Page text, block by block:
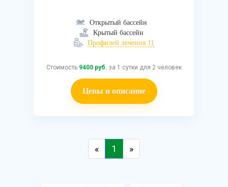
Открытый бассейн
Крытый бассейн
Профилей лечения 11
Стоимость 9400 руб. за 1 сутки для 2 человек
Цены и описание
« 1 »